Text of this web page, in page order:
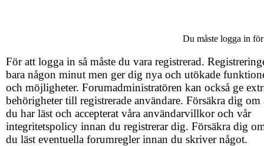
Du måste logga in
För att logga in så måste du vara registrerad.
bara någon minut men ger dig nya och utökade
och möjligheter. Forumadministratören kan också ge
behörigheter till registrerade användare. Försäkra dig om
du har läst och accepterat våra användarvillkor och vår
integritetspolicy innan du registrerar dig. Försäkra dig
du läst eventuella forumregler innan du skriver något.